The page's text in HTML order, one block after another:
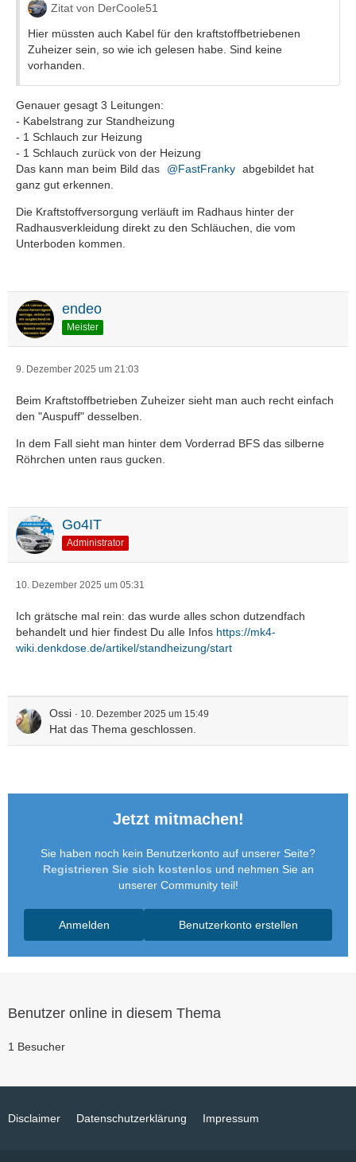
Zitat von DerCoole51
Hier müssten auch Kabel für den kraftstoffbetriebenen
Zuheizer sein, so wie ich gelesen habe. Sind keine
vorhanden.
Genauer gesagt 3 Leitungen:
- Kabelstrang zur Standheizung
- 1 Schlauch zur Heizung
- 1 Schlauch zurück von der Heizung
Das kann man beim Bild das
FastFranky abgebildet hat
ganz gut erkennen.
Die Kraftstoffversorgung verläuft im Radhaus hinter der
Radhausverkleidung direkt zu den Schläuchen, die vom
Unterboden kommen.
endeo
Meister
9. Dezember 2025 um 21:03
Beim Kraftstoffbetrieben Zuheizer sieht man auch recht einfach
den "Auspuff" desselben.
In dem Fall sieht man hinter dem Vorderrad BFS das silberne
Röhrchen unten raus gucken.
Go4IT
Administrator
10. Dezember 2025 um 05:31
Ich grätsche mal rein: das wurde alles schon dutzendfach
behandelt und hier findest Du alle Infos https://mk4-
wiki.denkdose.de/artikel/standheizung/start
Ossi 10. Dezember 2025 um 15:49
Hat das Thema geschlossen.
Jetzt mitmachen!
Sie haben noch kein Benutzerkonto auf unserer Seite?
Registrieren Sie sich kostenlos und nehmen Sie an
unserer Community teil!
Benutzerkonto erstellen
Anmelden
Benutzer online in diesem Thema
1 Besucher
Disclaimer Datenschutzerklärung Impressum